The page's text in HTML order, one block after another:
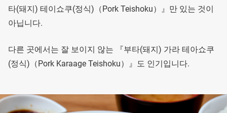
타(돼지) 테이쇼쿠(정식)（Pork Teishoku）』만 있는 것이
아닙니다.
다른 곳에서는 잘 보이지 않는 『부타(돼지) 가라 테아쇼쿠
(정식)（Pork Karaage Teishoku）』도 인기입니다.